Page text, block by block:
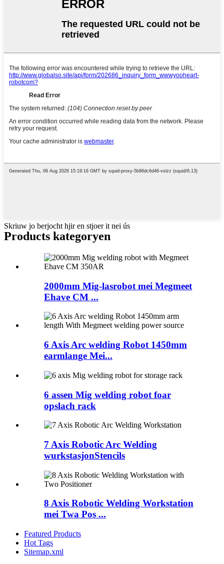
Skriuw jo berjocht hjir en stjoer it nei ús
Products kategoryen
2000mm Mig-lasrobot mei Megmeet
Ehave CM ...
6 Axis Arc welding Robot 1450mm
earmlange Mei...
6 assen Mig welding robot foar
opslach rack
7 Axis Robotic Arc Welding
wurkstasjonStencils
8 Axis Robotic Welding Workstation
mei Twa Pos ...
Featured Products
Hot Tags
Sitemap.xml